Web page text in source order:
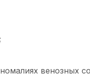
венозных